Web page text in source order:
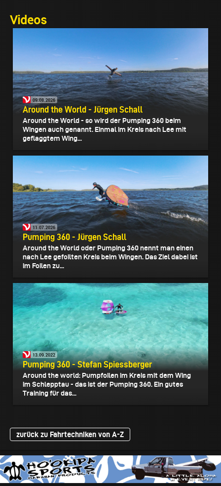
Videos
09.08.2026
Around the World - Jürgen Schall
Around the World - so wird der Pumping 360 beim
Wingen auch genannt. Einmal im Kreis nach Lee mit
geflaggtem Wing...
11.07.2026
Pumping 360 - Jürgen Schall
Around the World oder Pumping 360 nennt man einen
nach Lee gefoilten Kreis beim Wingen. Das Ziel dabei ist
im Foilen zu...
13.09.2022
Pumping 360 - Stefan Spiessberger
Around the world: Pumpfoilen im Kreis mit dem Wing
im Schlepptau - das ist der Pumping 360. Ein gutes
Training für das...
zurück zu Fahrtechniken von A-Z